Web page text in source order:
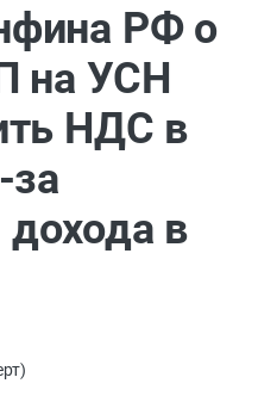
критерии трудовых и ГПХ-
РФ о
на УСН
НДС в
за
в
)